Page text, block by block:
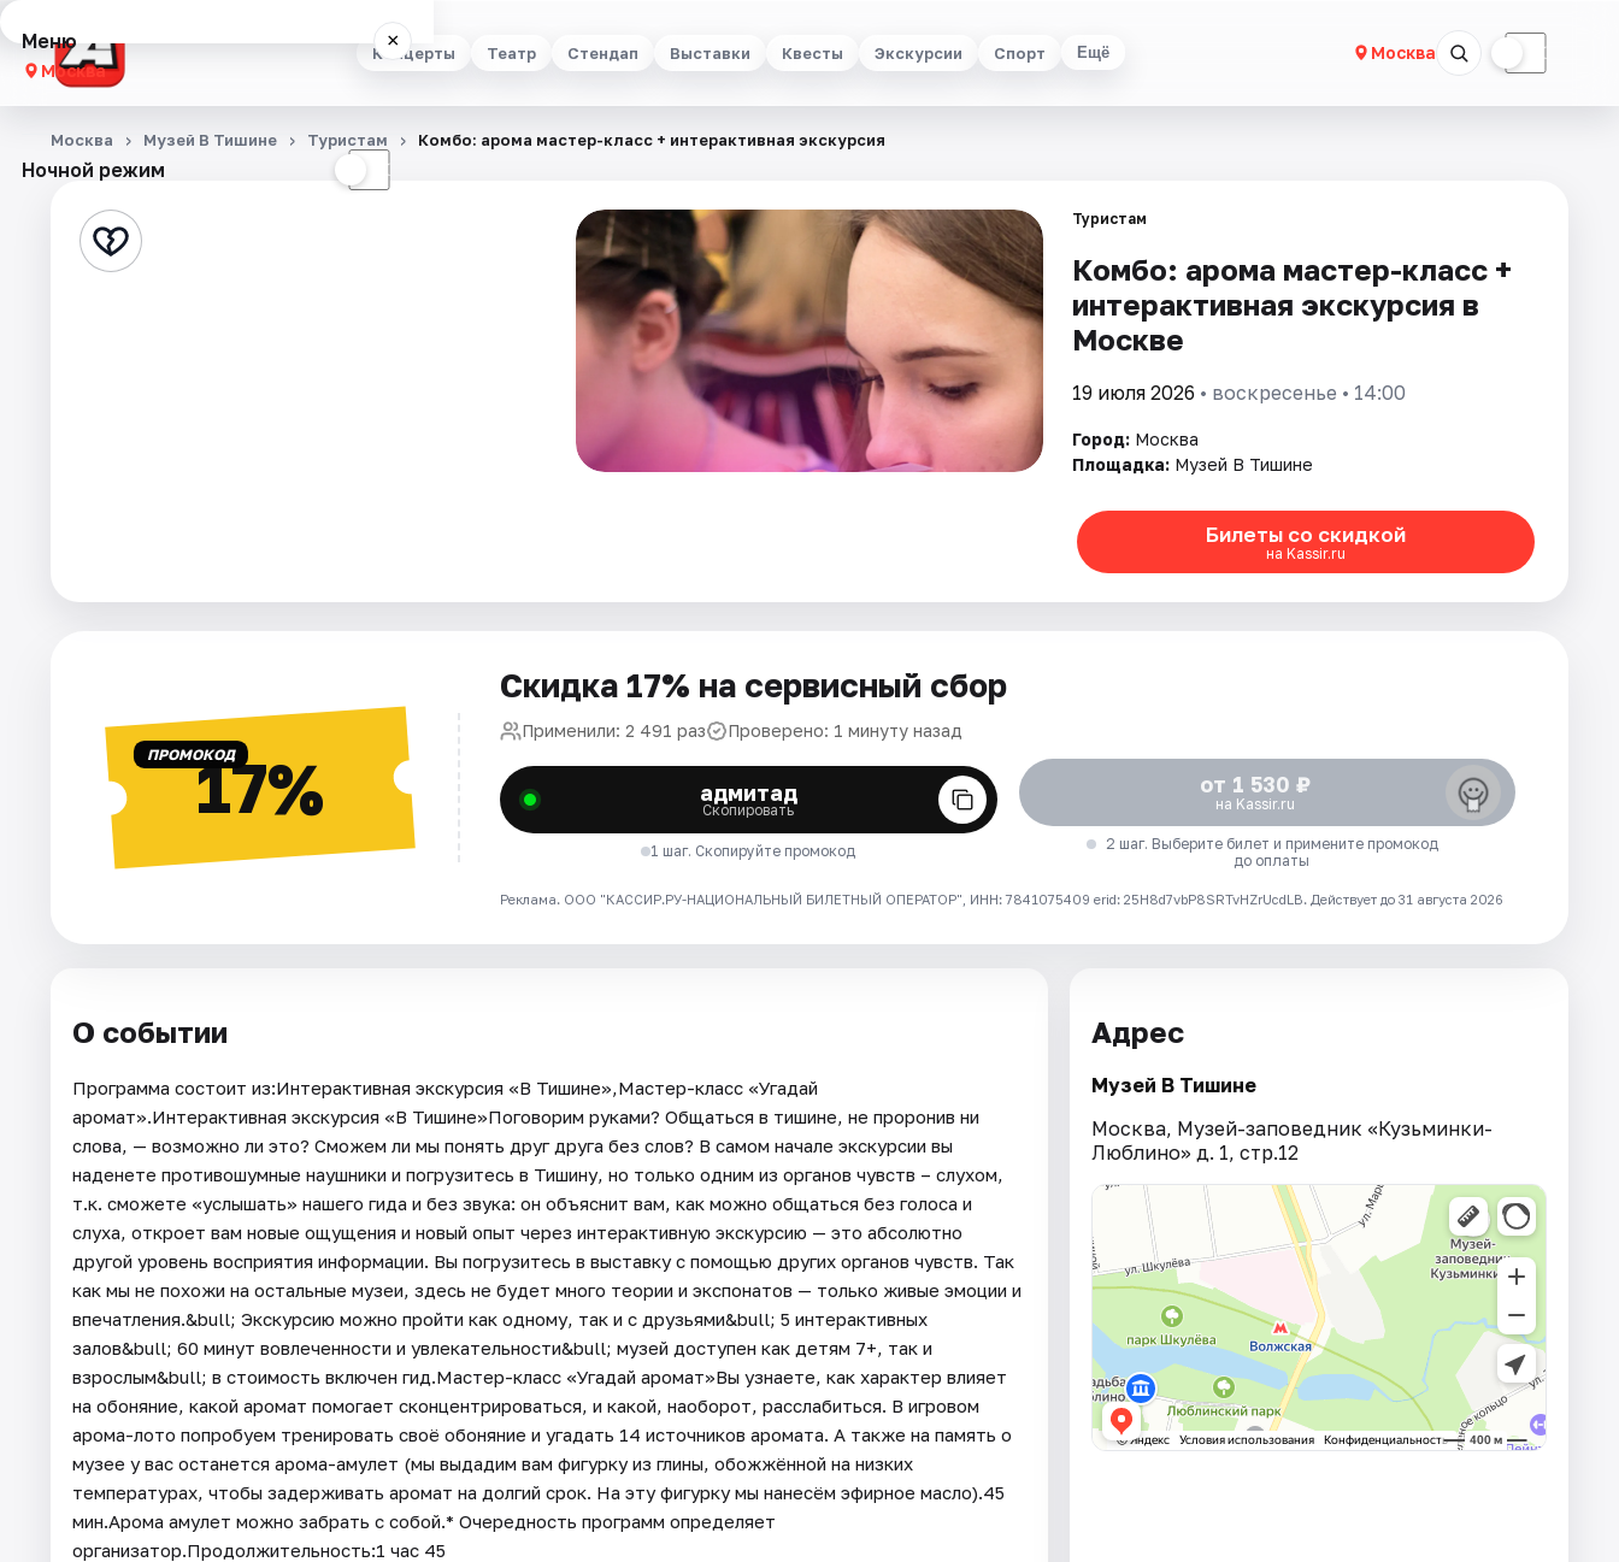
Концерты Театр Стендап Выставки Квесты Экскурсии Спорт Ещё Москва ☾
Меню ×
Москва
Концерты
Стендап
Города
Рейтинги
Ночной режим ☾
Москва Музей В Тишине Туристам Комбо: арома мастер-класс + интерактивная экскурсия
Туристам
Комбо: арома мастер-класс +
интерактивная экскурсия в
Москве
19 июля 2026 • воскресенье • 14:00
Город: Москва
Площадка: Музей В Тишине
Билеты со скидкой
на Kassir.ru
ПРОМОКОД17%
Скидка 17% на сервисный сбор
Применили: 2 491 раз Проверено: 1 минуту назад
адмитад
Скопировать
1 шаг. Скопируйте промокод
от 1 530 ₽
на Kassir.ru
2 шаг. Выберите билет и примените промокод
до оплаты
Реклама. ООО "КАССИР.РУ-НАЦИОНАЛЬНЫЙ БИЛЕТНЫЙ ОПЕРАТОР", ИНН: 7841075409 erid: 25H8d7vbP8SRTvHZrUcdLB. Действует до 31 августа 2026
О событии
Программа состоит из:Интерактивная экскурсия «В Тишине»,Мастер-класс «Угадай
аромат».Интерактивная экскурсия «В Тишине»Поговорим руками? Общаться в тишине, не проронив ни
слова, — возможно ли это? Сможем ли мы понять друг друга без слов? В самом начале экскурсии вы
наденете противошумные наушники и погрузитесь в Тишину, но только одним из органов чувств – слухом,
т.к. сможете «услышать» нашего гида и без звука: он объяснит вам, как можно общаться без голоса и
слуха, откроет вам новые ощущения и новый опыт через интерактивную экскурсию — это абсолютно
другой уровень восприятия информации. Вы погрузитесь в выставку с помощью других органов чувств. Так
как мы не похожи на остальные музеи, здесь не будет много теории и экспонатов — только живые эмоции и
впечатления.&bull; Экскурсию можно пройти как одному, так и с друзьями&bull; 5 интерактивных
залов&bull; 60 минут вовлеченности и увлекательности&bull; музей доступен как детям 7+, так и
взрослым&bull; в стоимость включен гид.Мастер-класс «Угадай аромат»Вы узнаете, как характер влияет
на обоняние, какой аромат помогает сконцентрироваться, и какой, наоборот, расслабиться. В игровом
арома-лото попробуем тренировать своё обоняние и угадать 14 источников аромата. А также на память о
музее у вас останется арома-амулет (мы выдадим вам фигурку из глины, обожжённой на низких
температурах, чтобы задерживать аромат на долгий срок. На эту фигурку мы нанесём эфирное масло).45
мин.Арома амулет можно забрать с собой.* Очередность программ определяет
организатор.Продолжительность:1 час 45
Адрес
Музей В Тишине
Москва, Музей-заповедник «Кузьминки-
Люблино» д. 1, стр.12